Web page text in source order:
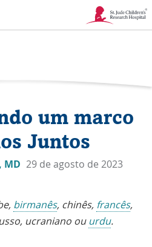
Link
janela
um marco
Juntos
MD 29 de agosto de 2023
birmanês, chinês, francês,
ucraniano ouurdu.